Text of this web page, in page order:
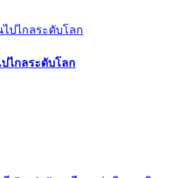
ไกลระดับโลก